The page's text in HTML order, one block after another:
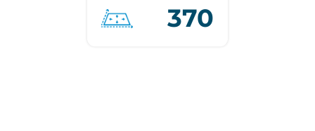
370